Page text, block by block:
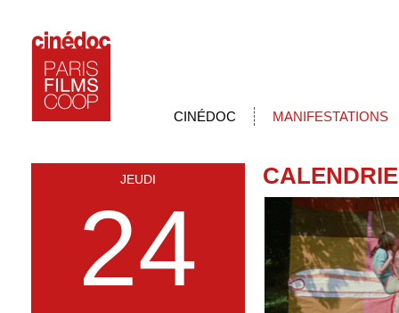
CINÉDOC MANIFESTATIONS
JEUDI
24